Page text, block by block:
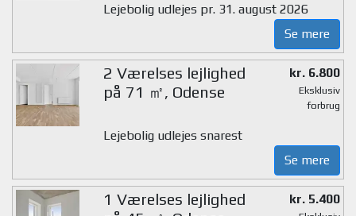
Lejebolig udlejes pr. 31. august 2026
Se mere
2 Værelses lejlighed
på 71 ㎡, Odense
kr. 6.800
Eksklusiv
forbrug
Lejebolig udlejes snarest
Se mere
1 Værelses lejlighed
kr. 5.400